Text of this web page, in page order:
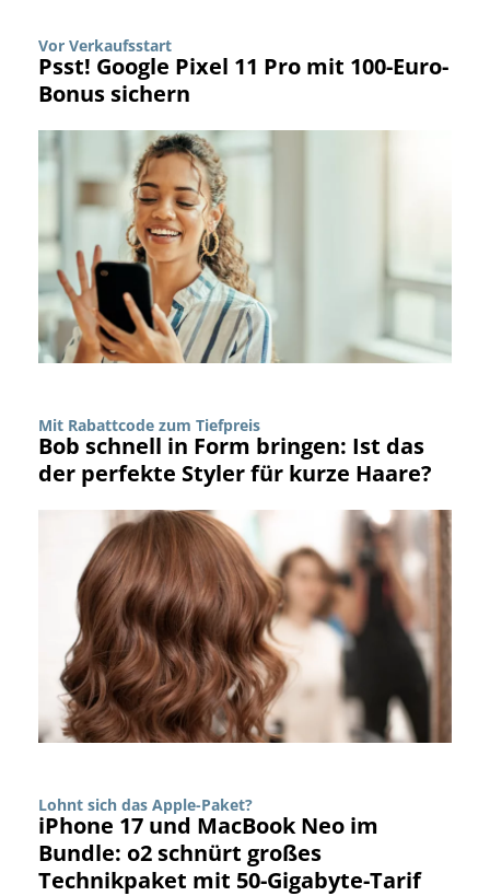
Vor Verkaufsstart
Psst! Google Pixel 11 Pro mit 100-Euro-
Bonus sichern
Mit Rabattcode zum Tiefpreis
Bob schnell in Form bringen: Ist das
der perfekte Styler für kurze Haare?
Lohnt sich das Apple-Paket?
iPhone 17 und MacBook Neo im
Bundle: o2 schnürt großes
Technikpaket mit 50-Gigabyte-Tarif